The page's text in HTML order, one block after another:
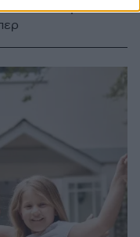
Σάσα Πιτ με τον